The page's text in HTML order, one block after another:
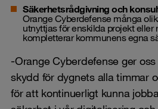
Säkerhetsrådgivning och
Orange Cyberdefense många
utnyttjas för enskilda projekt eller
kompletterar kommunens egna
-Orange Cyberdefense ger
skydd för dygnets alla timmar
för att kontinuerligt kunna